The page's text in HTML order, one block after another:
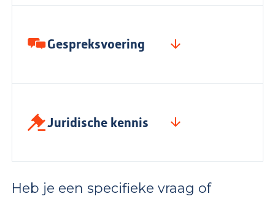
Gespreksvoering
Juridische kennis
Heb je een specifieke vraag of